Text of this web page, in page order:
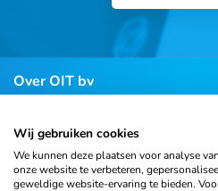
Over OIT bv
Klantenservice
Contact
Wij gebruiken cookies
We kunnen deze plaatsen voor analyse
onze website te verbeteren,
geweldige website-ervaring te bieden.